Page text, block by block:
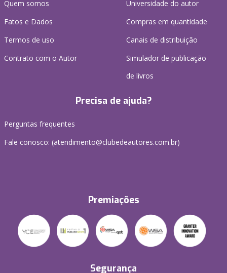
Quem somos
Fatos e Dados
Termos de uso
Contrato com o Autor
Universidade do autor
Compras em quantidade
Canais de distribuição
Simulador de publicação
de livros
Precisa de ajuda?
Perguntas frequentes
Fale conosco: (atendimento@clubedeautores.com.br)
Premiações
Segurança